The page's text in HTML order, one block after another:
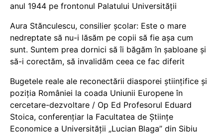
anul 1944 pe frontonul Palatului Universității
Aura Stănculescu, consilier școlar: Este o mare
nedreptate să nu-i lăsăm pe copii să fie așa cum
sunt. Suntem prea dornici să îi băgăm în șabloane și
să-i corectăm, să invalidăm ceea ce fac diferit
Bugetele reale ale reconectării diasporei științifice și
poziția României la coada Uniunii Europene în
cercetare-dezvoltare / Op Ed Profesorul Eduard
Stoica, conferențiar la Facultatea de Științe
Economice a Universității „Lucian Blaga” din Sibiu